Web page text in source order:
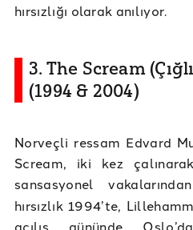
hırsızlığı olarak anılıyor.
3. The Scream
(1994 & 2004)
Norveçli ressam Edvard
Scream, iki kez
sansasyonel
hırsızlık 1994’te,
açılış gününde